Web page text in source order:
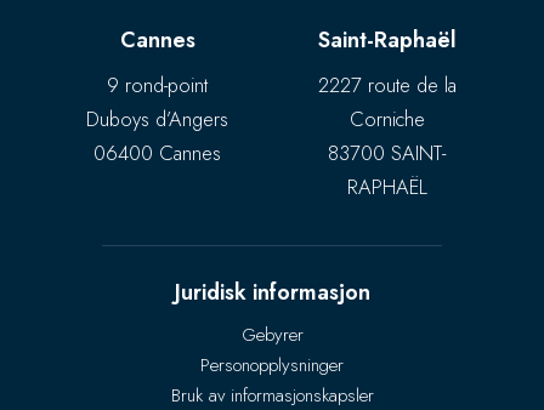
Cannes
9 rond-point
Duboys d’Angers
06400 Cannes
Saint-Raphaël
2227 route de la
Corniche
83700 SAINT-
RAPHAËL
Juridisk informasjon
Gebyrer
Personopplysninger
Bruk av informasjonskapsler